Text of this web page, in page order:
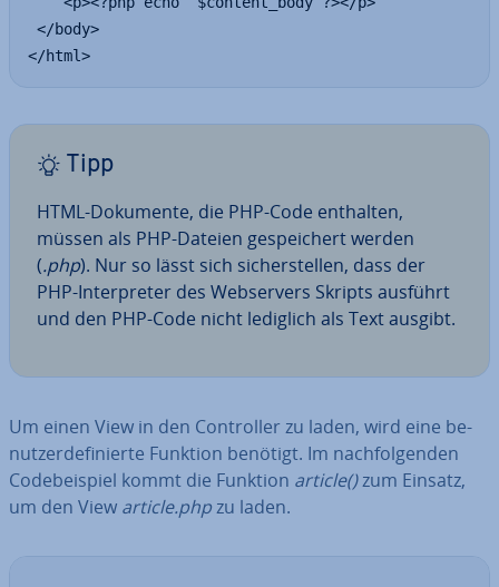
</body>
</html>
Tipp
HTML-Dokumente, die PHP-Code enthalten,
müssen als PHP-Dateien ge­spei­chert werden
(.php). Nur so lässt sich si­cher­stel­len, dass der
PHP-In­ter­pre­ter des Web­ser­vers Skripts ausführt
und den PHP-Code nicht lediglich als Text ausgibt.
Um einen View in den Con­trol­ler zu laden, wird eine be­
nut­zer­de­fi­nier­te Funktion benötigt. Im nach­fol­gen­den
Code­bei­spiel kommt die Funktion article()zum Einsatz,
um den View article.phpzu laden.